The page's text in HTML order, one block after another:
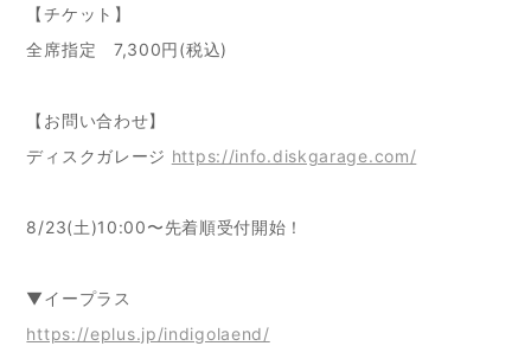
【チケット】
全席指定 7,300円(税込)
【お問い合わせ】
ディスクガレージ https://info.diskgarage.com/
8/23(土)10:00〜先着順受付開始！
▼イープラス
https://eplus.jp/indigolaend/